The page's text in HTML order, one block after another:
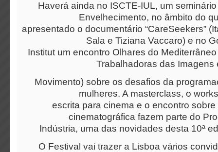
Haverá ainda no ISCTE-IUL, um
Envelhecimento, no âmbito do
apresentado o documentário “CareSeekers”
Sala e Tiziana Vaccaro) e no
Institut um encontro Olhares do
Trabalhadoras das Imagens
Movimento) sobre os desafios da
mulheres. A masterclass, o
escrita para cinema e o encontro
cinematográfica fazem parte do
Indústria, uma das novidades desta 10ª
O Festival vai trazer a Lisboa vários